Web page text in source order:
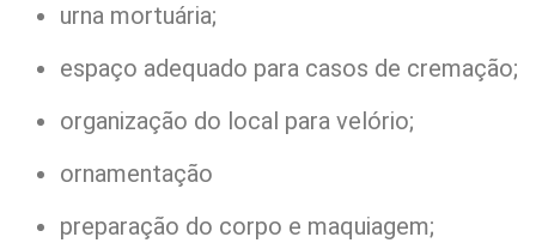
urna mortuária;
espaço adequado para casos de cremação;
organização do local para velório;
ornamentação
preparação do corpo e maquiagem;